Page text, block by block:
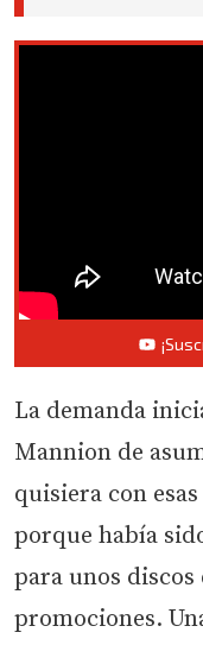
La demanda
Mannion de
quisiera con
porque había
para unos
promociones.